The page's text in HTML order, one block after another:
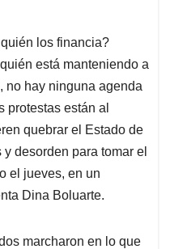
los financia?
está manteniendo a
no hay ninguna agenda
protestas están al
quebrar el Estado de
desorden para tomar el
el jueves, en un
Dina Boluarte.
marcharon en lo que